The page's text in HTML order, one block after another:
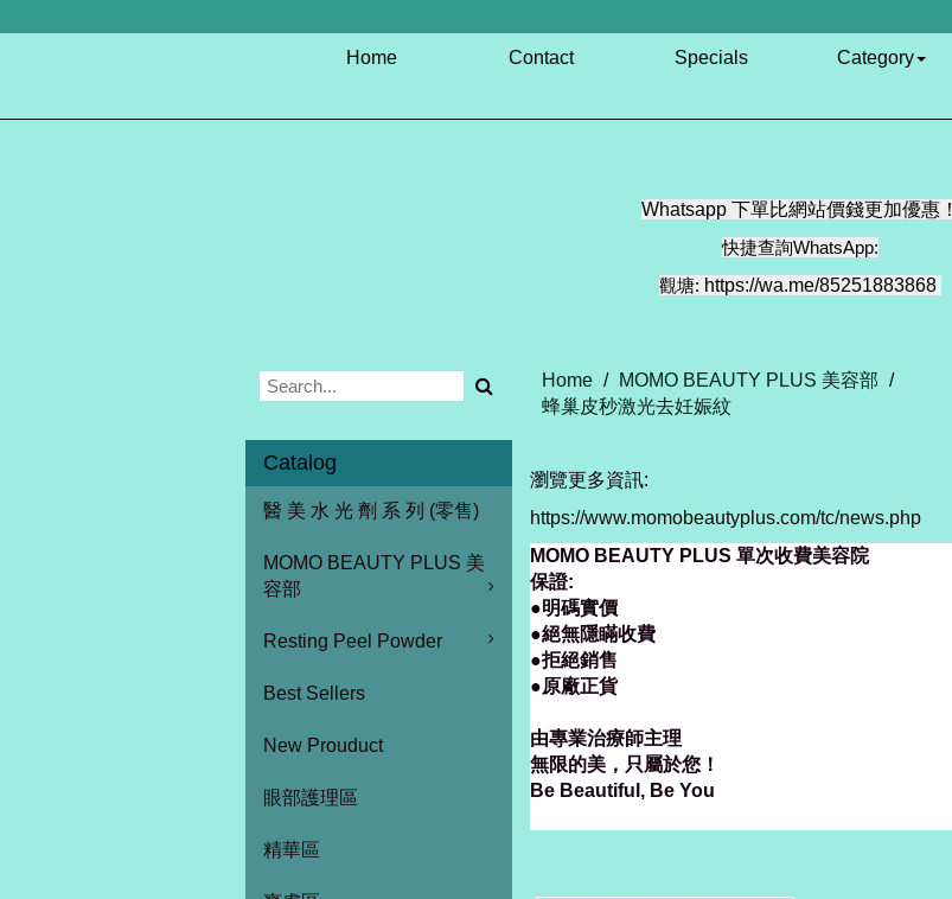
Home Contact Specials Category
Whatsapp 下單比網站價錢更加優惠！
快捷查詢WhatsApp:
觀塘: https://wa.me/85251883868
Catalog
醫 美 水 光 劑 系 列 (零售)
MOMO BEAUTY PLUS 美
容部
Resting Peel Powder
Best Sellers
New Prouduct
眼部護理區
精華區
Home / MOMO BEAUTY PLUS 美容部 /
蜂巢皮秒激光去妊娠紋
瀏覽更多資訊:
https://www.momobeautyplus.com/tc/news.php
MOMO BEAUTY PLUS 單次收費美容院
保證:
●明碼實價
●絕無隱瞞收費
●拒絕銷售
●原廠正貨
由專業治療師主理
無限的美，只屬於您！
Be Beautiful, Be You